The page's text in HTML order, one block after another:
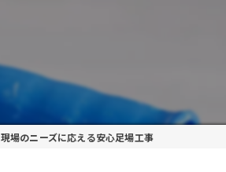
現場のニーズに応える安心足場工事